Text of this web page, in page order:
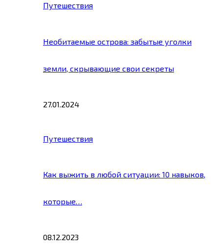
Путешествия
Необитаемые острова: забытые уголки
земли, скрывающие свои секреты
27.01.2024
Путешествия
Как выжить в любой ситуации: 10 навыков,
которые…
08.12.2023